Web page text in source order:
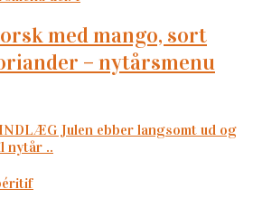
– nytårsmenu
INDLÆG Julen ebber langsomt ud og
nytår ..